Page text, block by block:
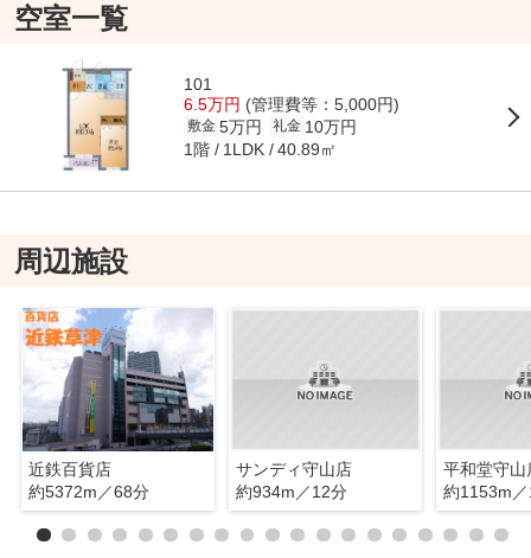
空室一覧
101
6.5万円 (管理費等：5,000円)
敷金 5万円 礼金 10万円
1階 1LDK 40.89㎡
周辺施設
近鉄百貨店
約5372m／68分
サンディ守山店
約934m／12分
平和堂守山
約1153m